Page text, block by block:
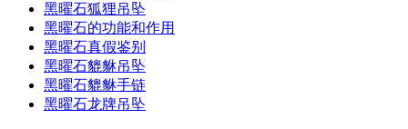
黑曜石狐狸吊坠
黑曜石的功能和作用
黑曜石真假鉴别
黑曜石貔貅吊坠
黑曜石貔貅手链
黑曜石龙牌吊坠